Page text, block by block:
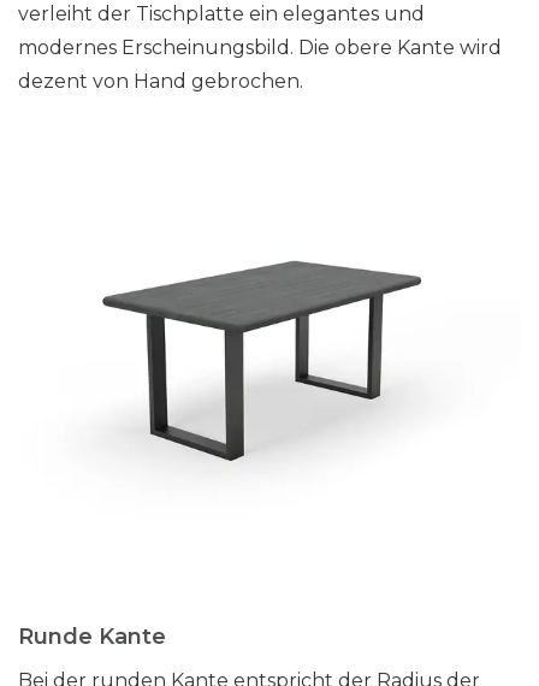
verleiht der Tischplatte ein elegantes und
modernes Erscheinungsbild. Die obere Kante wird
dezent von Hand gebrochen.
Runde Kante
Bei der runden Kante entspricht der Radius der